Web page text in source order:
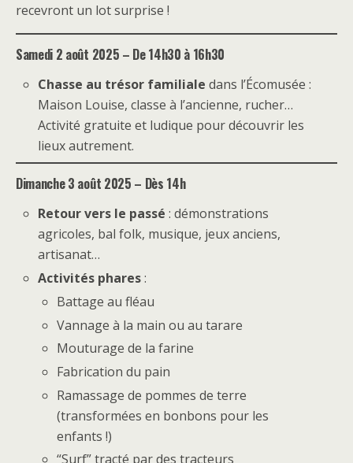
recevront un lot surprise !
Samedi 2 août 2025 – De 14h30 à 16h30
Chasse au trésor familiale dans l’Écomusée :
Maison Louise, classe à l’ancienne, rucher…
Activité gratuite et ludique pour découvrir les
lieux autrement.
Dimanche 3 août 2025 – Dès 14h
Retour vers le passé : démonstrations
agricoles, bal folk, musique, jeux anciens,
artisanat…
Activités phares:
Battage au fléau
Vannage à la main ou au tarare
Mouturage de la farine
Fabrication du pain
Ramassage de pommes de terre
(transformées en bonbons pour les
enfants !)
“Surf” tracté par des tracteurs